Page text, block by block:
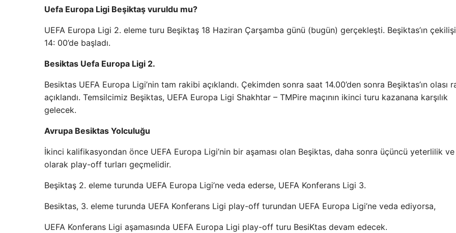
Uefa Europa Ligi Beşiktaş vuruldu mu?
UEFA Europa Ligi 2. eleme turu Beşiktaş 18 Haziran Çarşamba günü (bugün) gerçekleşti. Beşiktas’ın
14: 00’de başladı.
Besiktas Uefa Europa Ligi 2.
Besiktas UEFA Europa Ligi’nin tam rakibi açıklandı. Çekimden sonra saat 14.00’den sonra Beşiktas’ın olası
açıklandı. Temsilcimiz Beşiktas, UEFA Europa Ligi Shakhtar – TMPire maçının ikinci turu kazanana karşılık
gelecek.
Avrupa Besiktas Yolculuğu
İkinci kalifikasyondan önce UEFA Europa Ligi’nin bir aşaması olan Beşiktas, daha sonra üçüncü yeterlilik
olarak play-off turları geçmelidir.
Beşiktaş 2. eleme turunda UEFA Europa Ligi’ne veda ederse, UEFA Konferans Ligi 3.
Besiktas, 3. eleme turunda UEFA Konferans Ligi play-off turundan UEFA Europa Ligi’ne veda ediyorsa,
UEFA Konferans Ligi aşamasında UEFA Europa Ligi play-off turu BesiKtas devam edecek.